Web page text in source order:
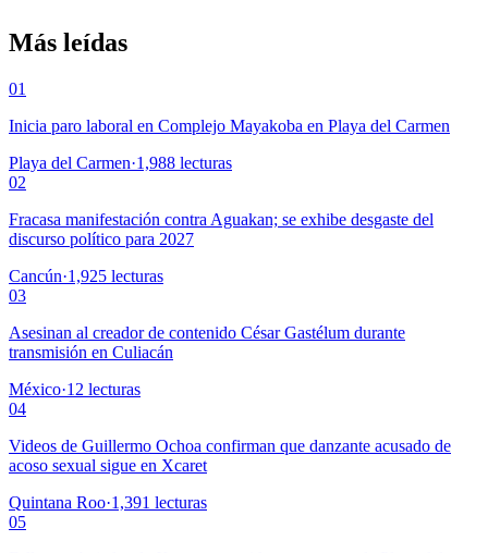
Más leídas
01
Inicia paro laboral en Complejo Mayakoba en Playa del Carmen
Playa del Carmen·1,988 lecturas
02
Fracasa manifestación contra Aguakan; se exhibe desgaste del
discurso político para 2027
Cancún·1,925 lecturas
03
Asesinan al creador de contenido César Gastélum durante
transmisión en Culiacán
México·12 lecturas
04
Videos de Guillermo Ochoa confirman que danzante acusado de
acoso sexual sigue en Xcaret
Quintana Roo·1,391 lecturas
05